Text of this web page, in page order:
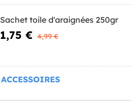
Sachet toile d'araignées 250gr
1,75 € 4,99 €
ACCESSOIRES